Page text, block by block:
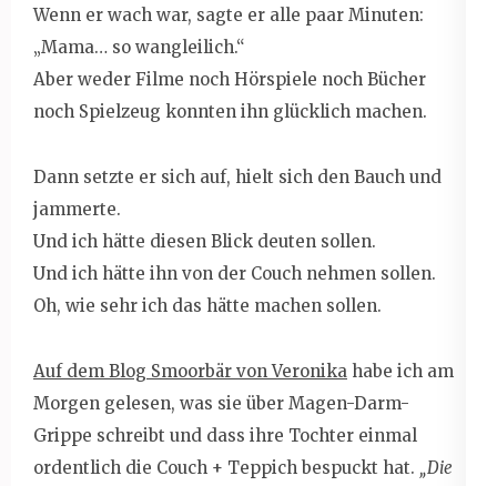
Wenn er wach war, sagte er alle paar Minuten:
„Mama… so wangleilich.“
Aber weder Filme noch Hörspiele noch Bücher
noch Spielzeug konnten ihn glücklich machen.
Dann setzte er sich auf, hielt sich den Bauch und
jammerte.
Und ich hätte diesen Blick deuten sollen.
Und ich hätte ihn von der Couch nehmen sollen.
Oh, wie sehr ich das hätte machen sollen.
Auf dem Blog Smoorbär von Veronika habe ich am
Morgen gelesen, was sie über Magen-Darm-
Grippe schreibt und dass ihre Tochter einmal
ordentlich die Couch + Teppich bespuckt hat. „Die